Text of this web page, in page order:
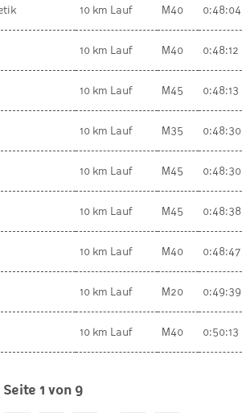
10 km Lauf M40 0:48:04
10 km Lauf M40 0:48:12
10 km Lauf M45 0:48:13
10 km Lauf M35 0:48:30
10 km Lauf M45 0:48:30
10 km Lauf M45 0:48:38
10 km Lauf M40 0:48:47
10 km Lauf M20 0:49:39
10 km Lauf M40 0:50:13
Seite 1 von 9